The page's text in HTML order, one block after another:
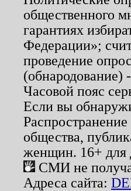
общественного
гарантиях
Федерации»;
проведение
(обнародование)
Часовой пояс
Если вы
общества,
женщин. 16+ для
СМИ не
Адреса сайта: